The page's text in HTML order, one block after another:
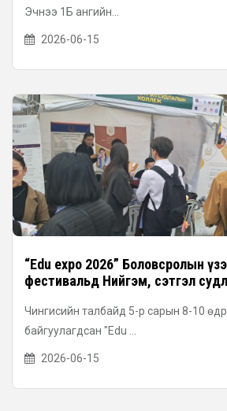
Эчнээ 1Б ангийн...
2026-06-15
“Edu expo 2026” Боловсролын
фестивальд Нийгэм, сэтгэл
Чингисийн талбайд 5-р сарын 8-10
байгуулагдсан "Edu ...
2026-06-15